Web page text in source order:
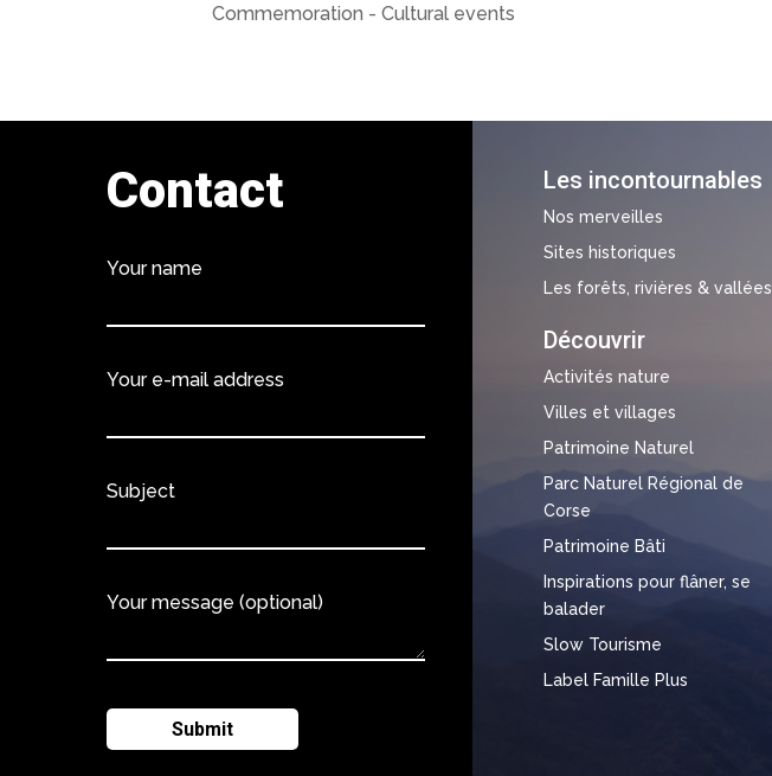
Commemoration - Cultural events
Les incontournables
Nos merveilles
Sites historiques
Les forêts, rivières & vallées
Découvrir
Activités nature
Villes et villages
Patrimoine Naturel
Parc Naturel Régional de
Corse
Patrimoine Bâti
Inspirations pour flâner, se
balader
Slow Tourisme
Label Famille Plus
Contact
Your name
Your e-mail address
Subject
Your message (optional)